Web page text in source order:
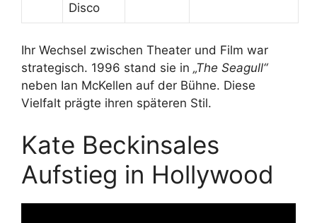
Disco
Ihr Wechsel zwischen Theater und Film war
strategisch. 1996 stand sie in „The Seagull“
neben Ian McKellen auf der Bühne. Diese
Vielfalt prägte ihren späteren Stil.
Kate Beckinsales
Aufstieg in Hollywood